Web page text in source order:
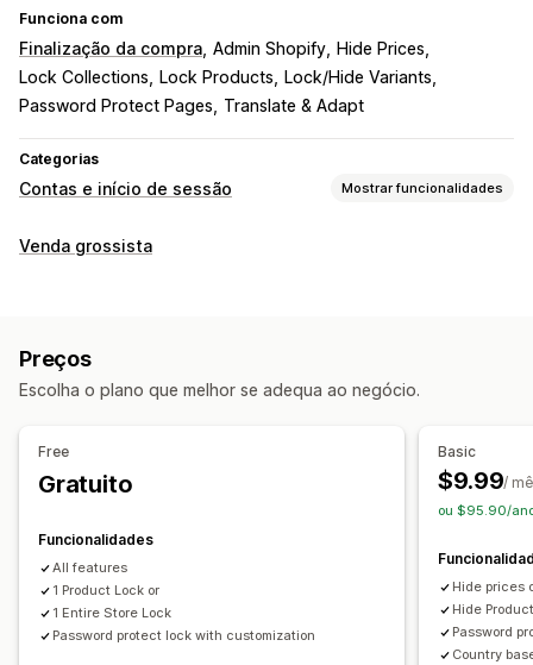
Funciona com
Finalização da compra Admin Shopify
Hide Prices
Lock Collections
Lock Products
Lock/Hide Variants
Password Protect Pages
Translate & Adapt
Categorias
Contas e início de sessão Mostrar funcionalidades
Gestão de contas
Aprovar pedidos
Bloquear páginas
Proteção por palavra-passe
Venda grossista
Preços
Escolha o plano que melhor se adequa ao negócio.
Free
Gratuito
Funcionalidades
All features
1 Product Lock or
1 Entire Store Lock
Password protect lock with customization
Basic
$9.99/
ou $95.90/
Hide prices
Hide
Password
Country